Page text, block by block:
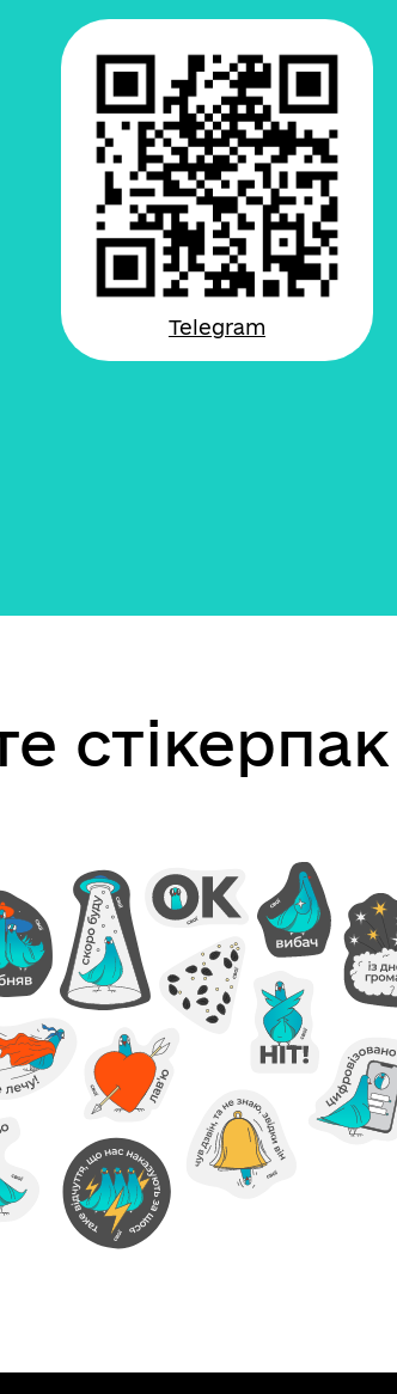
Telegram
стікерпак